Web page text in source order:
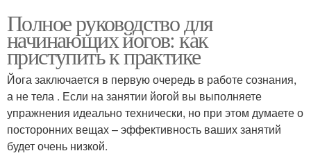
Полное руководство для
начинающих йогов: как
приступить к практике
Йога заключается в первую очередь в работе сознания,
а не тела . Если на занятии йогой вы выполняете
упражнения идеально технически, но при этом думаете о
посторонних вещах – эффективность ваших занятий
будет очень низкой.